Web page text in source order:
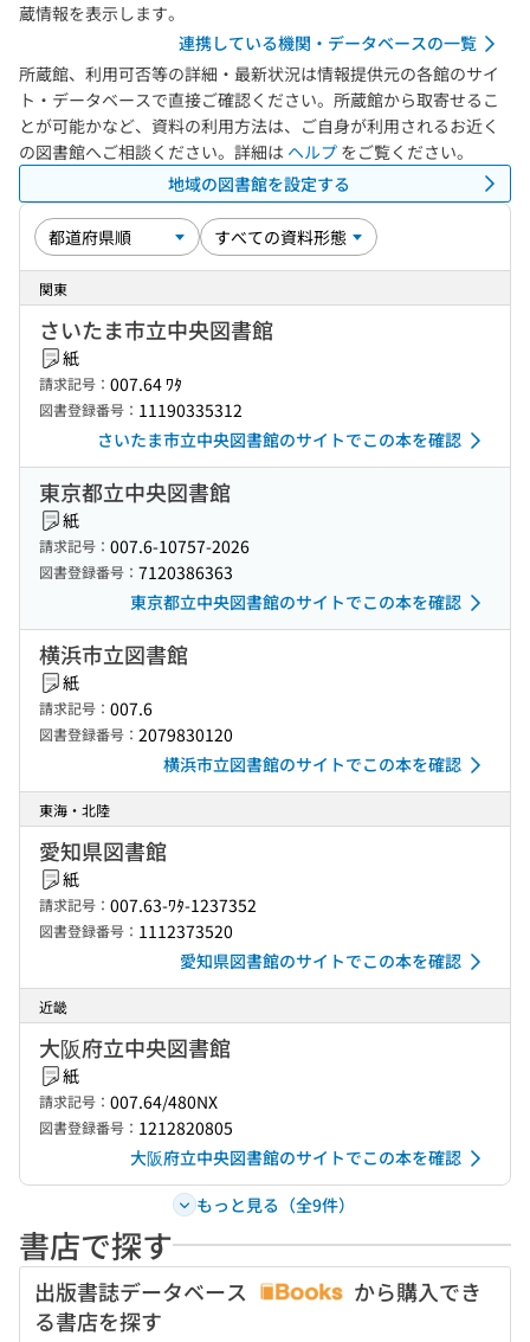
蔵情報を表示します。
連携している機関・データベースの一覧
所蔵館、利用可否等の詳細・最新状況は情報提供元の各館のサイ
ト・データベースで直接ご確認ください。所蔵館から取寄せるこ
とが可能かなど、資料の利用方法は、ご自身が利用されるお近く
の図書館へご相談ください。詳細は ヘルプ をご覧ください。
地域の図書館を設定する
関東
さいたま市立中央図書館
紙
請求記号： 007.64 ﾜﾀ
図書登録番号： 11190335312
さいたま市立中央図書館のサイトでこの本を確認
東京都立中央図書館
紙
請求記号： 007.6-10757-2026
図書登録番号： 7120386363
東京都立中央図書館のサイトでこの本を確認
横浜市立図書館
紙
請求記号： 007.6
図書登録番号： 2079830120
横浜市立図書館のサイトでこの本を確認
東海・北陸
愛知県図書館
紙
請求記号： 007.63-ﾜﾀ-1237352
図書登録番号： 1112373520
愛知県図書館のサイトでこの本を確認
近畿
大阪府立中央図書館
紙
請求記号： 007.64/480NX
図書登録番号： 1212820805
大阪府立中央図書館のサイトでこの本を確認
もっと見る（全9件）
書店で探す
出版書誌データベース
から購入でき
る書店を探す